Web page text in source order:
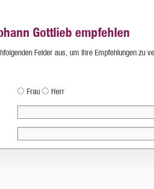
Gottlieb empfehlen
Felder aus, um Ihre Empfehlungen zu
Frau Herr